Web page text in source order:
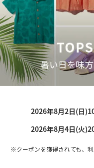
2026年8月2日(日
2026年8月4日(火
※クーポンを獲得されても、